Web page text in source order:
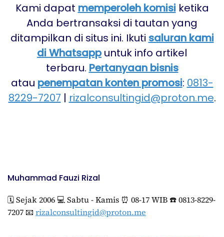
Kami dapat memperoleh komisiketika
Anda bertransaksi di tautan yang
ditampilkan di situs ini. Ikuti saluran kami
di Whatsapp untuk info artikel
terbaru. Pertanyaan bisnis
atau penempatan konten promosi: 0813-
8229-7207 | rizalconsultingid@proton.me.
Muhammad Fauzi Rizal
🗓️ Sejak 2006 💻 Sabtu - Kamis ⏰ 08-17 WIB ☎️ 0813-8229-
7207 📧 rizalconsultingid@proton.me